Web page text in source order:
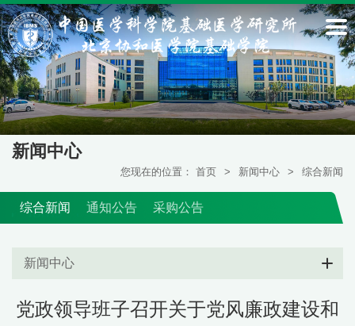
新闻中心
您现在的位置： 首页 > 新闻中心 > 综合新闻
综合新闻 通知公告 采购公告
新闻中心
党政领导班子召开关于党风廉政建设和